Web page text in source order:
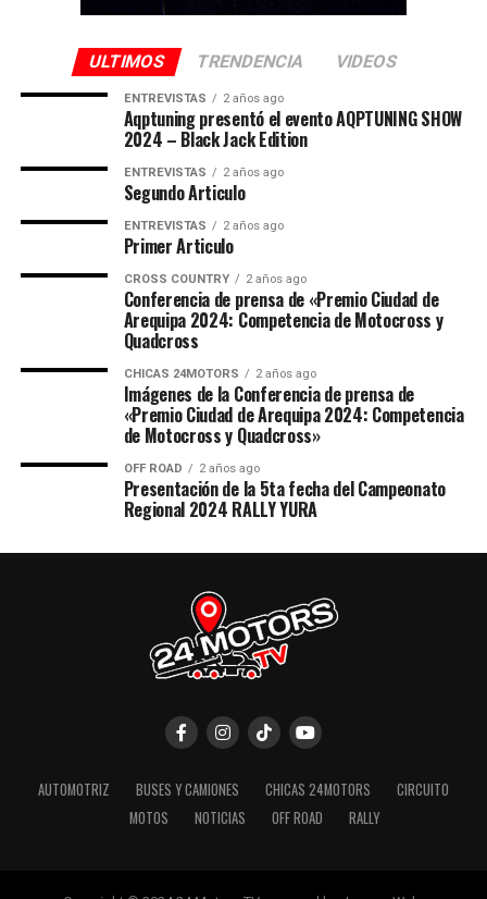
ULTIMOS TRENDENCIA VIDEOS
ENTREVISTAS 2 años ago
Aqptuning presentó el evento AQPTUNING SHOW
2024 – Black Jack Edition
ENTREVISTAS 2 años ago
Segundo Articulo
ENTREVISTAS 2 años ago
Primer Articulo
CROSS COUNTRY 2 años ago
Conferencia de prensa de «Premio Ciudad de
Arequipa 2024: Competencia de Motocross y
Quadcross
CHICAS 24MOTORS 2 años ago
Imágenes de la Conferencia de prensa de
«Premio Ciudad de Arequipa 2024: Competencia
de Motocross y Quadcross»
OFF ROAD 2 años ago
Presentación de la 5ta fecha del Campeonato
Regional 2024 RALLY YURA
AUTOMOTRIZ BUSES Y CAMIONES CHICAS 24MOTORS
CIRCUITO
MOTOS
NOTICIAS OFF ROAD RALLY